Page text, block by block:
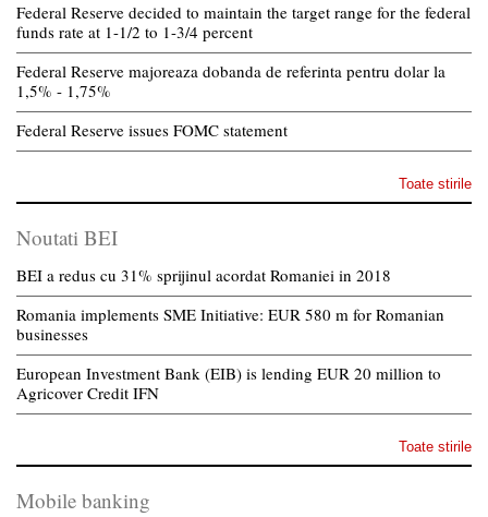
Federal Reserve decided to maintain the target range for the federal
funds rate at 1-1/2 to 1-3/4 percent
Federal Reserve majoreaza dobanda de referinta pentru dolar la
1,5% - 1,75%
Federal Reserve issues FOMC statement
Toate stirile
Noutati BEI
BEI a redus cu 31% sprijinul acordat Romaniei in 2018
Romania implements SME Initiative: EUR 580 m for Romanian
businesses
European Investment Bank (EIB) is lending EUR 20 million to
Agricover Credit IFN
Toate stirile
Mobile banking